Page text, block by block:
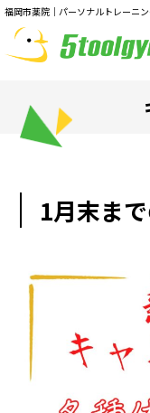
福岡市薬院｜パーソナルトレーニ
1月末ま